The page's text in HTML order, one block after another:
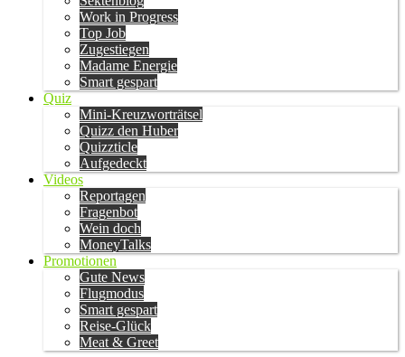
Work in Progress
Top Job
Zugestiegen
Madame Energie
Smart gespart
Quiz
Mini-Kreuzworträtsel
Quizz den Huber
Quizzticle
Aufgedeckt
Videos
Reportagen
Fragenbot
Wein doch
MoneyTalks
Promotionen
Gute News
Flugmodus
Smart gespart
Reise-Glück
Meat & Greet